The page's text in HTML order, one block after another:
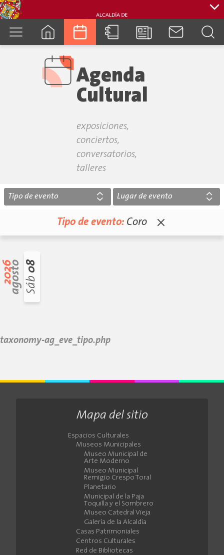
Agenda
Cultural
exposiciones,
conciertos,
conversatorios,
talleres
Tipo de evento: Coro
2026agosto Sáb
08
Tipo de evento Lugar de evento
taxonomy-ag_eve_tipo.php
Mapa del sitio
Espacios Culturales
Museos Municipales
Museo Municipal de
Arte Moderno
Museo Municipal
Remigio Crespo Toral
Planetario
Municipal de la Paja
Toquilla y el Sombrero
Museo Catedral Vieja
Galería de la Alcaldía
Casas Patrimoniales
Centros Culturales
Red de Bibliotecas